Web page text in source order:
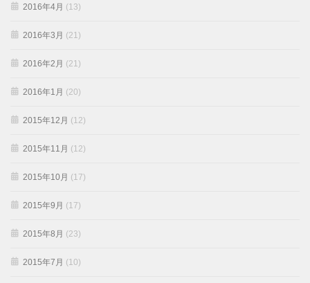
2016年4月 (13)
2016年3月 (21)
2016年2月 (21)
2016年1月 (20)
2015年12月 (12)
2015年11月 (12)
2015年10月 (17)
2015年9月 (17)
2015年8月 (23)
2015年7月 (10)